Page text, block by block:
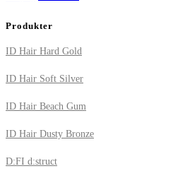
Produkter
ID Hair Hard Gold
ID Hair Soft Silver
ID Hair Beach Gum
ID Hair Dusty Bronze
D:FI d:struct